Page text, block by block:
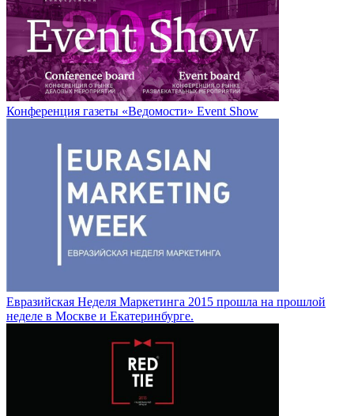
Конференция газеты «Ведомости» Event Show
Евразийская Неделя Маркетинга 2015 прошла на прошлой
неделе в Москве и Екатеринбурге.